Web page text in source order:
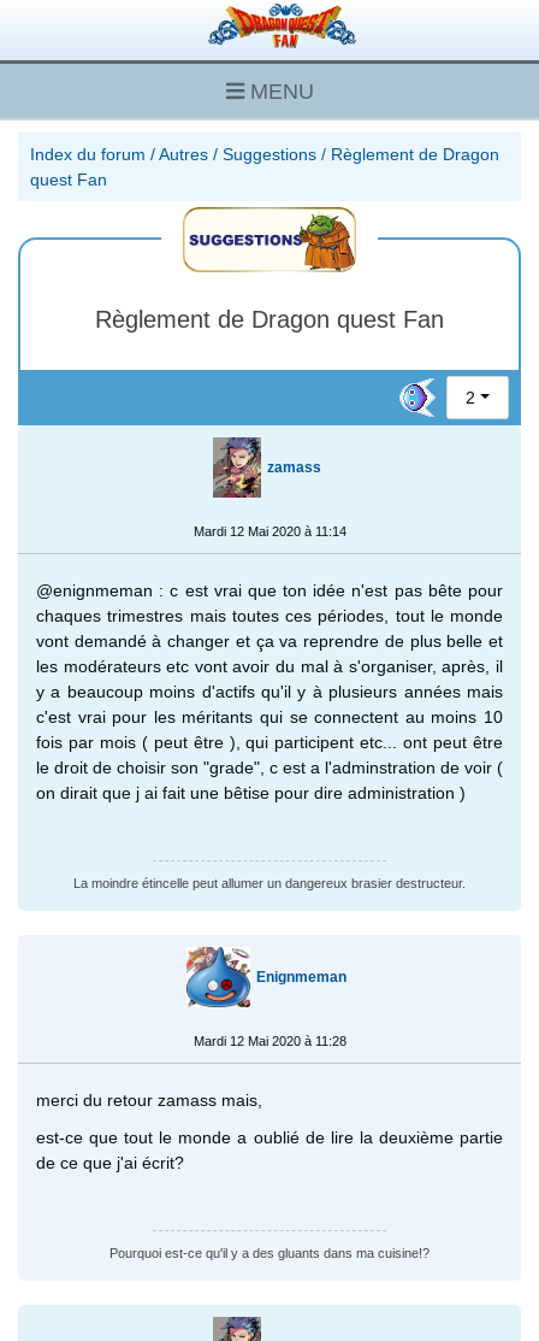
MENU
Index du forum /Autres / Suggestions / Règlement de Dragon
quest Fan
Règlement de Dragon quest Fan
2
zamass
Mardi 12 Mai 2020 à 11:14
@enignmeman : c est vrai que ton idée n'est pas bête pour
chaques trimestres mais toutes ces périodes, tout le monde
vont demandé à changer et ça va reprendre de plus belle et
les modérateurs etc vont avoir du mal à s'organiser, après, il
y a beaucoup moins d'actifs qu'il y à plusieurs années mais
c'est vrai pour les méritants qui se connectent au moins 10
fois par mois ( peut être ), qui participent etc... ont peut être
le droit de choisir son "grade", c est a l'adminstration de voir (
on dirait que j ai fait une bêtise pour dire administration )
La moindre étincelle peut allumer un dangereux brasier destructeur.
Enignmeman
Mardi 12 Mai 2020 à 11:28
merci du retour zamass mais,
est-ce que tout le monde a oublié de lire la deuxième partie
de ce que j'ai écrit?
Pourquoi est-ce qu'il y a des gluants dans ma cuisine!?